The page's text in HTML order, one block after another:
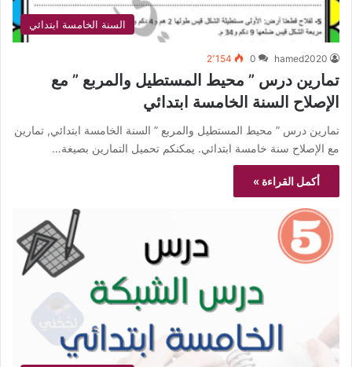
السنة الخامسة ابتدائي
hamed2020
0 2٬154
تمارين درس ” محيط المستطيل والمربع ” مع
الإصلاح السنة الخامسة ابتدائي
تمارين درس ” محيط المستطيل والمربع ” السنة الخامسة ابتدائي, تمارين
مع الإصلاح سنة خامسة ابتدائي. يمكنكم تحميل التمارين بصيغة…
أكمل القراءة »